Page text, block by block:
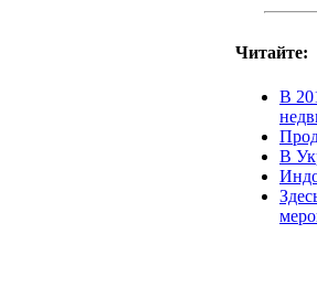
Читайте:
В
В